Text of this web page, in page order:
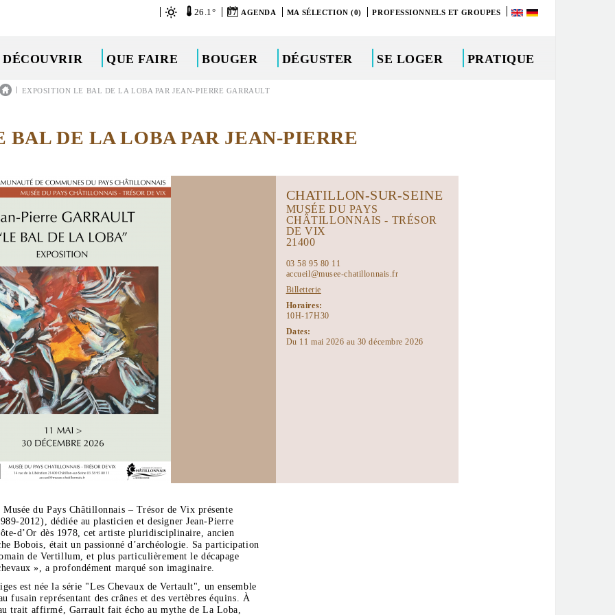
26.1° 07 AGENDA MA SÉLECTION (0) PROFESSIONNELS ET GROUPES
DÉCOUVRIR QUE FAIRE BOUGER DÉGUSTER SE LOGER PRATIQUE
| EXPOSITION LE BAL DE LA LOBA PAR JEAN-PIERRE GARRAULT
BAL DE LA LOBA PAR JEAN-PIERRE
CHATILLON-SUR-SEINE
MUSÉE DU PAYS
CHÂTILLONNAIS - TRÉSOR
DE VIX
21400
03 58 95 80 11
accueil@musee-chatillonnais.fr
Billetterie
Horaires:
10H-17H30
Dates:
Du 11 mai 2026 au 30 décembre 2026
du Pays Châtillonnais – Trésor de Vix présente
2012), dédiée au plasticien et designer Jean-Pierre
d’Or dès 1978, cet artiste pluridisciplinaire, ancien
Bobois, était un passionné d’archéologie. Sa participation
de Vertillum, et plus particulièrement le décapage
», a profondément marqué son imaginaire.
est née la série "Les Chevaux de Vertault", un ensemble
fusain représentant des crânes et des vertèbres équins. À
trait affirmé, Garrault fait écho au mythe de La Loba,